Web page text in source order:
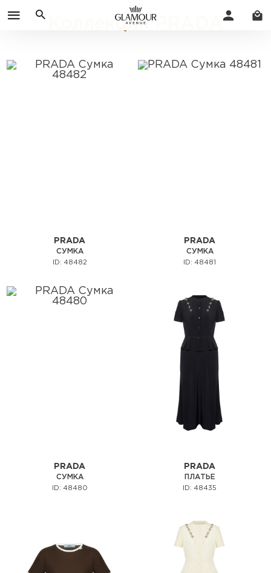
Коллекция PRADA
PRADA
СУМКА
ID: 48482
PRADA
СУМКА
ID: 48481
PRADA
СУМКА
ID: 48480
PRADA
ПЛАТЬЕ
ID: 48435